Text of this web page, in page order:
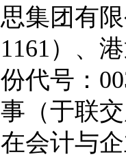
思集团有
1161）、
份代号：
事（于联
在会计与